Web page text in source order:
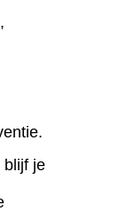
blijf je